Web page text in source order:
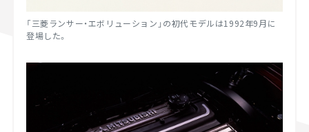
「三菱ランサー・エボリューション」の初代モデルは1992年9月に
登場した。